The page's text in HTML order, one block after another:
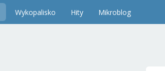
Wykopalisko Hity Mikroblog